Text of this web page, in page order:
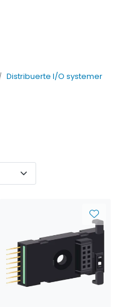
Distribuerte I/O systemer